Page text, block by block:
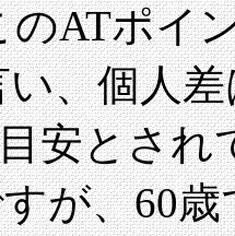
ATポイ
、個人
安とさ
が、60